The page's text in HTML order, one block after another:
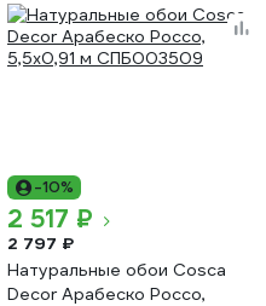
-10%
2 517 ₽
2 797 ₽
Натуральные обои Cosca
Decor Арабеско Россо,